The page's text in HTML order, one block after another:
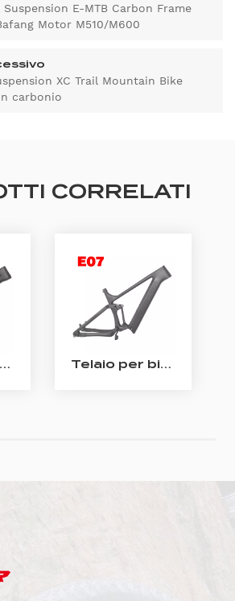
E-MTB Carbon Frame
Motor M510/M600
XC Trail Mountain Bike
carbonio
CORRELATI
Telaio per bici elettrica enduro Telaio per bici elettrica Bafang M510/ M560 in carbonio con sospensione completa Telaio per bici elettrica All Mountain in carbonio Telaio Shimano EP801 per bici elettrica a sospensione completa in carbonio